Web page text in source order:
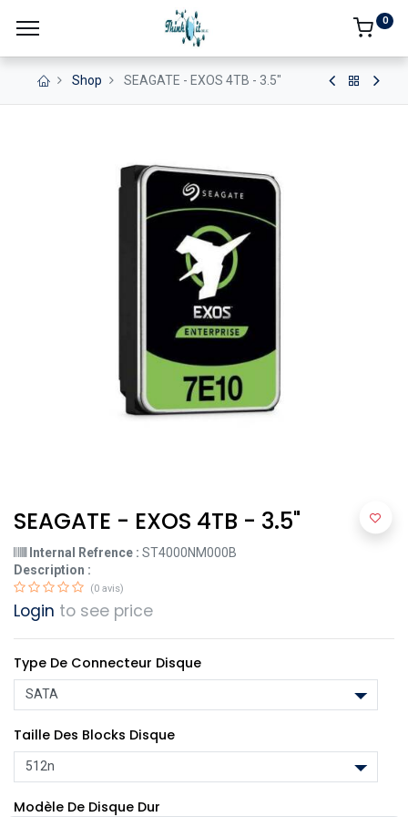
0
Shop SEAGATE - EXOS 4TB - 3.5"
SEAGATE - EXOS 4TB - 3.5"
Internal Refrence : ST4000NM000B
Description :
(0 avis)
Login to see price
Type De Connecteur Disque
Taille Des Blocks Disque
Modèle De Disque Dur